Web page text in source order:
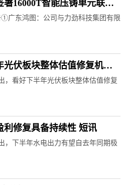
16000T智能压铸单元联合
康实控人、董事长被留置
广东鸿图：公司与力劲科技集团有限
伏板块整体估值修复机会|
，看好下半年光伏板块整体估值修复
利修复具备持续性 短讯
，下半年水电出力有望自去年同期极